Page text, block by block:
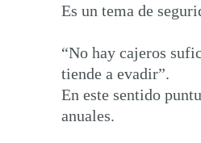
Es un tema de
“No hay cajeros
tiende a evadir”.
En este sentido
anuales.